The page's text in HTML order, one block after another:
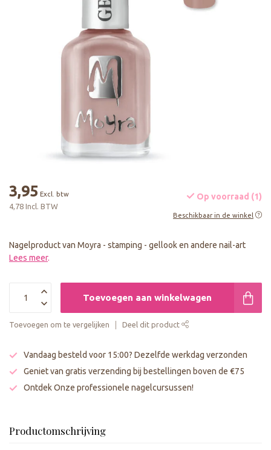
3,95 Excl. btw
4,78 Incl. BTW
Op voorraad (1)
Beschikbaar in de winkel
Nagelproduct van Moyra - stamping - gellook en andere nail-art
Lees meer.
Toevoegen aan winkelwagen
Toevoegen om te vergelijken Deel dit product
Vandaag besteld voor 15:00? Dezelfde werkdag verzonden
Geniet van gratis verzending bij bestellingen boven de €75
Ontdek Onze professionele nagelcursussen!
Productomschrijving